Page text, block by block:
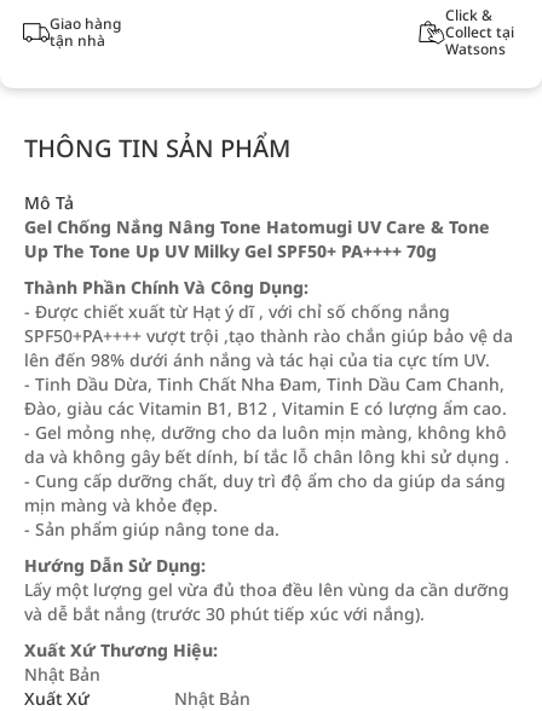
Giao hàng
tận nhà
Click &
Collect tại
Watsons
THÔNG TIN SẢN PHẨM
Mô Tả
Gel Chống Nắng Nâng Tone Hatomugi UV Care & Tone
Up The Tone Up UV Milky Gel SPF50+ PA++++ 70g
Thành Phần Chính Và Công Dụng:
- Được chiết xuất từ Hạt ý dĩ , với chỉ số chống nắng
SPF50+PA++++ vượt trội ,tạo thành rào chắn giúp bảo vệ da
lên đến 98% dưới ánh nắng và tác hại của tia cực tím UV.
- Tinh Dầu Dừa, Tinh Chất Nha Đam, Tinh Dầu Cam Chanh,
Đào, giàu các Vitamin B1, B12 , Vitamin E có lượng ẩm cao.
- Gel mỏng nhẹ, dưỡng cho da luôn mịn màng, không khô
da và không gây bết dính, bí tắc lỗ chân lông khi sử dụng .
- Cung cấp dưỡng chất, duy trì độ ẩm cho da giúp da sáng
mịn màng và khỏe đẹp.
- Sản phẩm giúp nâng tone da.
Hướng Dẫn Sử Dụng:
Lấy một lượng gel vừa đủ thoa đều lên vùng da cần dưỡng
và dễ bắt nắng (trước 30 phút tiếp xúc với nắng).
Xuất Xứ Thương Hiệu:
Nhật Bản
Xuất Xứ
Nhật Bản